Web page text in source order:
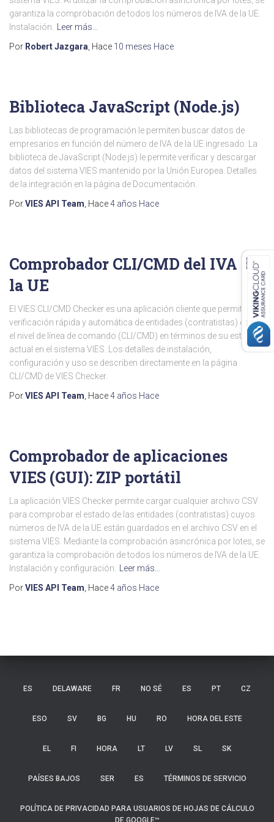
garantiza la comprobación de todos los números de IVA de la UE.
Instalación.
Leer más…
Por Robert Jazgara , Hace 10 meses Hace
Biblioteca JavaScript (Node.js)
Las bibliotecas de programación le permiten buscar datos de
empresarios en función del número de IVA de la UE ingresado. La
biblioteca de JavaScript (Node.js) le permite verificar y descargar
datos del sistema VIES mantenido por la Unión Europea. Detalles
de la integración en la página de Documentación.
PorVIES API Team , Hace4 años Hace
Comprobador CLI/CMD del IVA de
la UE
El VIES CLI/CMD Checker es una aplicación cliente que permite la
verificación rápida y automática de entidades (contratistas) desde
el nivel de línea de comando (CLI/CMD) en términos de su estado
actual en el sistema VIES. Los detalles de instalación,
configuración y uso se describen directamente en la página
CLI/CMD de VIES Checker.
PorVIES API Team , Hace4 años Hace
Comprobador de aplicaciones
VIES (GUI): ZIP portátil
La aplicación VIES Checker permite cargar cualquier archivo CSV
para comprobar el estado de las entidades (contratistas) cuyos
números de IVA de la UE están guardados en el archivo CSV en el
sistema VIES. Mediante la comprobación asincrónica por lotes, se
garantiza la comprobación de todos los números de IVA de la UE.
Instalación y configuración.
Leer más…
PorVIES API Team , Hace4 años Hace
ES DELAWARE FR NO SÉ ES PT CZ
ESO SV BG HU RO HORA DEL ESTE
EL FI HORA LT LV SL SK
PAÍSES BAJOS SER ES TÉRMINOS DE SERVICIO
POLÍTICA DE PRIVACIDAD PARA USUARIOS DE HOJAS DE CÁLCULO
DE GOOGLE™